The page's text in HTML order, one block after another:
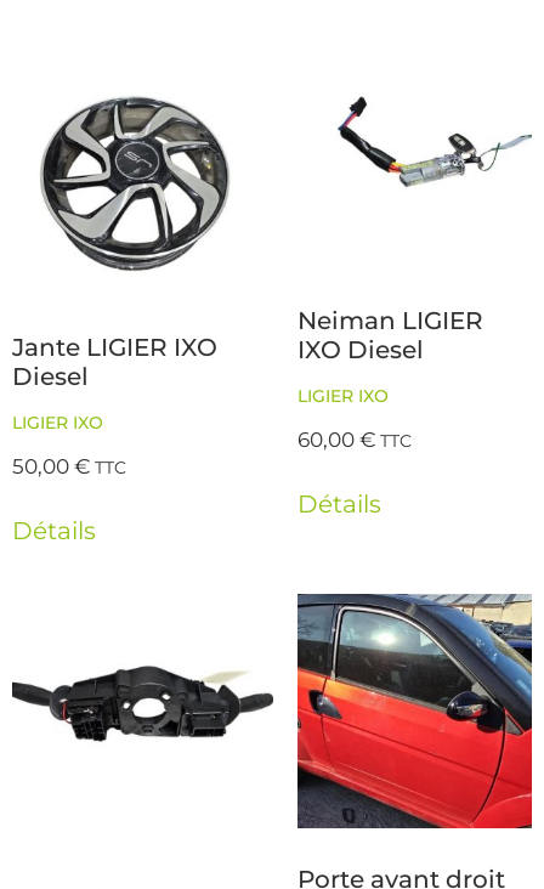
Jante LIGIER IXO
Diesel
LIGIER IXO
50,00€ TTC
Détails
Neiman LIGIER
IXO Diesel
LIGIER IXO
60,00€ TTC
Détails
Porte avant droit